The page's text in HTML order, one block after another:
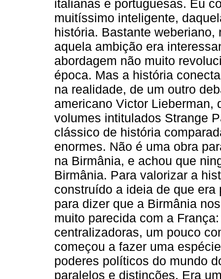
italianas e portuguesas. Eu
muitíssimo inteligente,
história. Bastante
aquela ambição era
abordagem não muito
época. Mas a história
na realidade, de um outro
americano Victor Lieberman,
volumes intitulados Strange
clássico de história
enormes. Não é uma obra
na Birmânia, e achou que
Birmânia. Para valorizar a
construído a ideia de que
para dizer que a Birmânia
muito parecida com a
centralizadoras, um pouco
começou a fazer uma
poderes políticos do mundo
paralelos e distinções. Era